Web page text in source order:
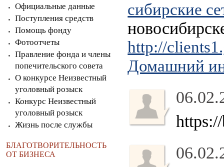
Официальные данные
Поступления средств
Помощь фонду
Фотоотчеты
Правление фонда и члены
попечительского совета
О конкурсе Неизвестный
уголовный розыск
Конкурс Неизвестный
уголовный розыск
Жизнь после службы
БЛАГОТВОРИТЕЛЬНОСТЬ
ОТ БИЗНЕСА
сибирские
http://
Домашний